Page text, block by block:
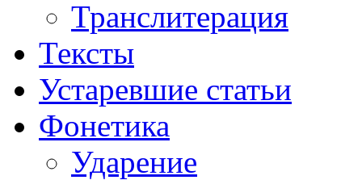
Транслитерация
Тексты
Устаревшие статьи
Фонетика
Ударение